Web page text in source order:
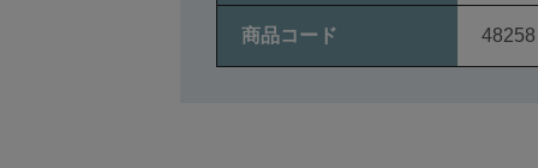
商品コード 48258